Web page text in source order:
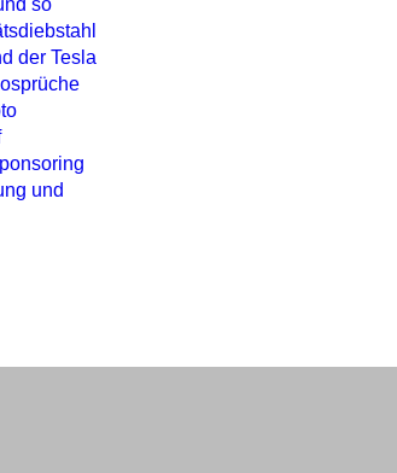
so
der Tesla
und